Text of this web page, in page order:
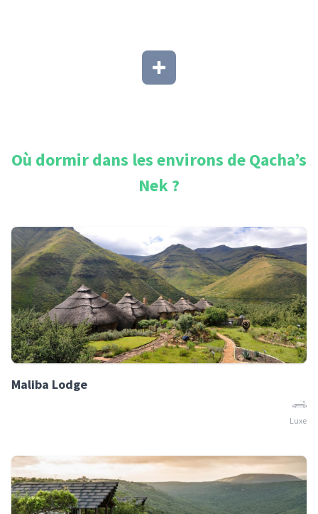
Où dormir dans les environs deQacha’s
Nek?
Maliba Lodge
Luxe